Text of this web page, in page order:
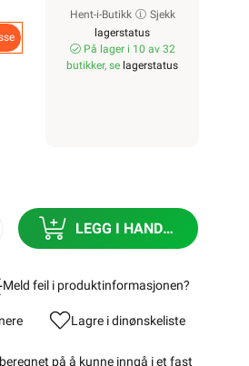
Hent-i-Butikk
Sjekk
lagerstatus
På lager i 10 av 32
butikker, se lagerstatus
LEGG I HANDLEKURV
Meld feil i produktinformasjonen?
Lagre i dinønskeliste
på å kunne inngå i et fast